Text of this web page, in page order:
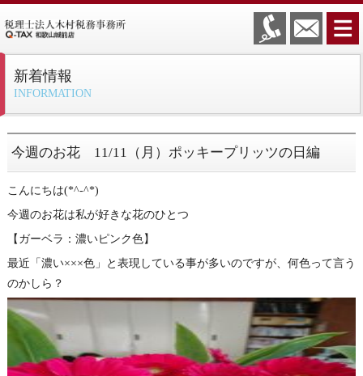
新着情報
INFORMATION
今週のお花 11/11（月）ポッキープリッツの日編
こんにちは(*^-^*)
今週のお花は私が好きな花のひとつ
【ガーベラ：濃いピンク色】
最近「濃い×××色」と表現している事が多いのですが、何色って言う
のかしら？